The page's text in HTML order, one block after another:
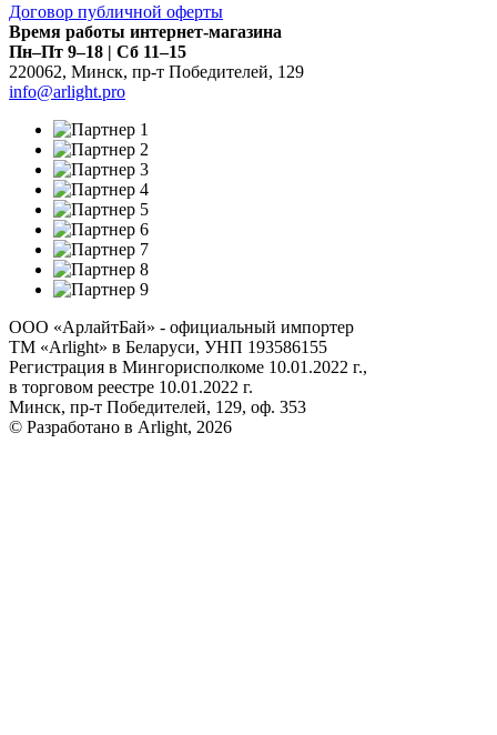
Договор публичной оферты
Время работы интернет-магазина
Пн–Пт 9–18 | Сб 11–15
220062, Минск, пр-т Победителей, 129
info@arlight.pro
ООО «АрлайтБай» - официальный импортер
ТМ «Arlight» в Беларуси, УНП 193586155
Регистрация в Мингорисполкоме 10.01.2022 г.,
в торговом реестре 10.01.2022 г.
Минск, пр-т Победителей, 129, оф. 353
© Разработано в Arlight, 2026